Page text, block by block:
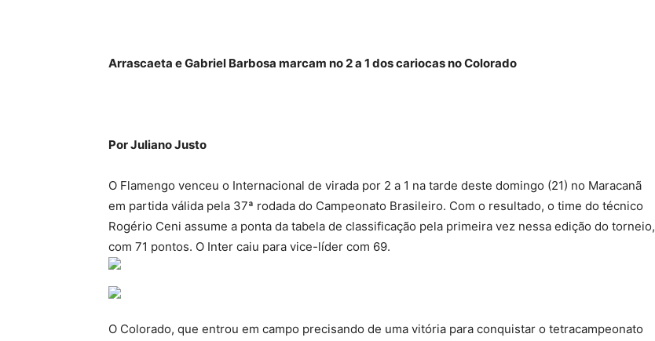
Arrascaeta e Gabriel Barbosa marcam no 2 a 1 dos cariocas no Colorado
Por Juliano Justo
O Flamengo venceu o Internacional de virada por 2 a 1 na tarde deste domingo (21) no Maracanã
em partida válida pela 37ª rodada do Campeonato Brasileiro. Com o resultado, o time do técnico
Rogério Ceni assume a ponta da tabela de classificação pela primeira vez nessa edição do torneio,
com 71 pontos. O Inter caiu para vice-líder com 69.
O Colorado, que entrou em campo precisando de uma vitória para conquistar o tetracampeonato